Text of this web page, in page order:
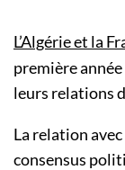
L’Algérie et la
première
leurs relations
La relation avec
consensus